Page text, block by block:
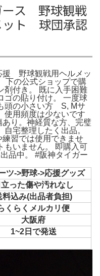
ス 野球観戦
ト 球団承認
野球観戦用ヘルメッ
下の公式ショップで購
剤付き。 既に入手困難
ゴの貼り付け。 一度球
頭の小さい方 S, Mサ
使用頻度は少ないです
り。神経質な方、完璧
宅整理したく出品。
習では使用できませ
もいません。 即購入可
品中。 #阪神タイガー
ツ->野球->応援グッズ
立った傷や汚れなし
料込み(出品者負担)
くらくメルカリ便
大阪府
1~2日で発送